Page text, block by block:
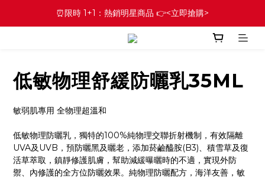
⏰限時 1+1：熱銷明星商品 👉<立即搶購>
低敏物理舒緩防曬乳35ML
敏弱肌專用 全物理超溫和
低敏物理防曬乳，獨特的100%純物理交聯折射機制，有效隔離
UVA及UVB，預防曬黑及曬老，添加菸鹼醯胺(B3)、積雪草及復
活草萃取，鎮靜修護肌膚，幫助減緩曝曬時的不適，實現外防
禦、內修護的全方位防曬效果。純物理防曬配方，海洋友善，敏